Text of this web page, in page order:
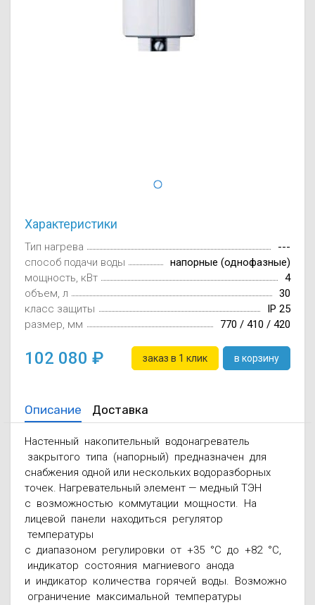
Характеристики
Тип нагрева
---
способ подачи воды
напорные (однофазные)
мощность, кВт
4
объем, л
30
класс защиты
IP 25
размер, мм
770 / 410 / 420
102 080 заказ в 1 клик в корзину
Описание Доставка
Настенный накопительный водонагреватель
закрытого типа (напорный) предназначен для
снабжения одной или нескольких водоразборных
точек. Нагревательный элемент — медный ТЭН
с возможностью коммутации мощности. На
лицевой панели находиться регулятор
температуры
с диапазоном регулировки от +35 °С до +82 °С,
индикатор состояния магниевого анода
и индикатор количества горячей воды. Возможно
ограничение максимальной температуры